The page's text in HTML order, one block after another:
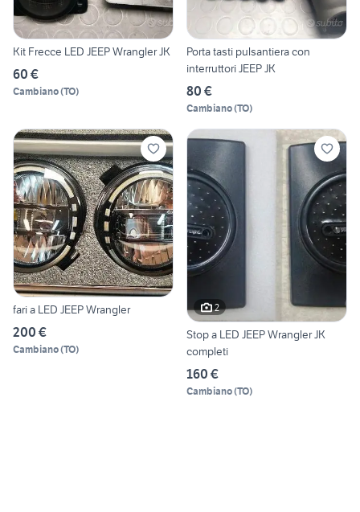
Kit Frecce LED JEEP Wrangler JK
60 €
Cambiano(TO)
Porta tasti pulsantiera con
interruttori JEEP JK
80 €
Cambiano(TO)
fari a LED JEEP Wrangler
200 €
Cambiano(TO)
2
Stop a LED JEEP Wrangler JK
completi
160 €
Cambiano(TO)